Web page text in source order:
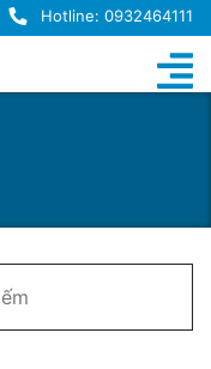
Hotline: 0932464111